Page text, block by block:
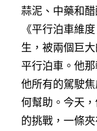
蒜泥、中藥和
《平行泊車維
生，被兩個巨
平行泊車。他
他所有的駕駛
何幫助。今天
的挑戰，一條